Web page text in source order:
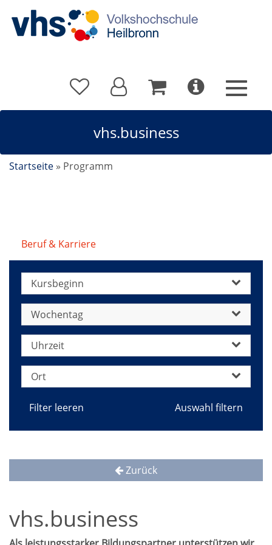
vhs.business
Startseite » Programm
Beruf & Karriere
Kursbeginn
Wochentag
Uhrzeit
Ort
Filter leeren
Zurück
vhs.business